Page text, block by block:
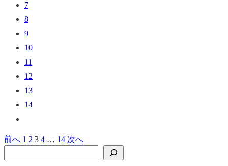
7
8
9
10
11
12
13
14
投
稿
前へ 1 2 3 4 … 14 次へ